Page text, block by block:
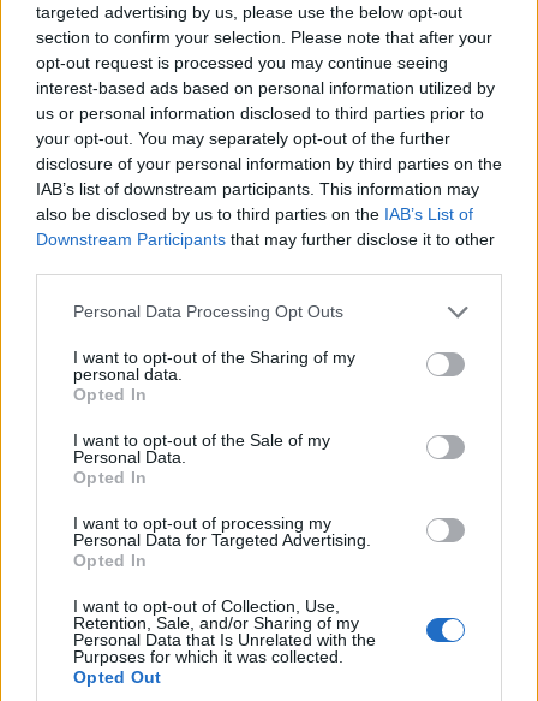
targeted advertising by us, please use the below opt-out
section to confirm your selection. Please note that after your
opt-out request is processed you may continue seeing
interest-based ads based on personal information utilized by
us or personal information disclosed to third parties prior to
your opt-out. You may separately opt-out of the further
disclosure of your personal information by third parties on the
IAB’s list of downstream participants. This information may
also be disclosed by us to third parties on the IAB’s List of
Downstream Participants that may further disclose it to other
Please note that this website/app uses one or more Google
not limited to your visit or usage behaviour. You may click to
grant or deny consent to Google and its third-party tags to
use your data for below specified purposes in below Google
consent section.
Personal Data Processing Opt Outs
I want to opt-out of the Sharing of my
personal data.
Opted In
I want to opt-out of the Sale of my
Personal Data.
Opted In
I want to opt-out of processing my
Personal Data for Targeted Advertising.
Opted In
I want to opt-out of Collection, Use,
Retention, Sale, and/or Sharing of my
Personal Data that Is Unrelated with the
Purposes for which it was collected.
Opted Out
Διάψευση της ΕΛΑΣ για αναφορές περί
απόπειρας προσέγγισης ανήλικης στην Κρήτη
8/08/2026 - 1:35μμ
e-ΕΦΚΑ και ΔΥΠΑ: Πληρωμές 56,7
8/08/2026 - 12:41μμ